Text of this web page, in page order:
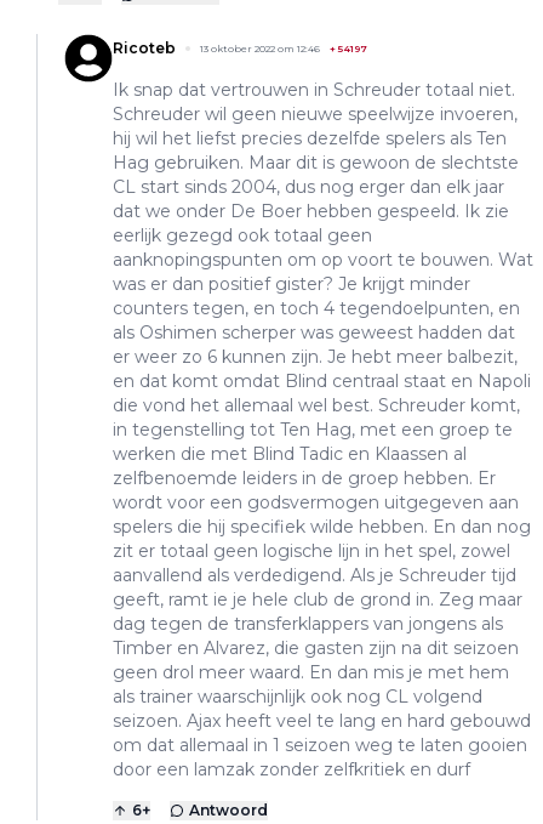
Ricoteb 13 oktober 2022 om 12:46 +54197
Ik snap dat vertrouwen in Schreuder totaal niet.
Schreuder wil geen nieuwe speelwijze invoeren,
hij wil het liefst precies dezelfde spelers als Ten
Hag gebruiken. Maar dit is gewoon de slechtste
CL start sinds 2004, dus nog erger dan elk jaar
dat we onder De Boer hebben gespeeld. Ik zie
eerlijk gezegd ook totaal geen
aanknopingspunten om op voort te bouwen. Wat
was er dan positief gister? Je krijgt minder
counters tegen, en toch 4 tegendoelpunten, en
als Oshimen scherper was geweest hadden dat
er weer zo 6 kunnen zijn. Je hebt meer balbezit,
en dat komt omdat Blind centraal staat en Napoli
die vond het allemaal wel best. Schreuder komt,
in tegenstelling tot Ten Hag, met een groep te
werken die met Blind Tadic en Klaassen al
zelfbenoemde leiders in de groep hebben. Er
wordt voor een godsvermogen uitgegeven aan
spelers die hij specifiek wilde hebben. En dan nog
zit er totaal geen logische lijn in het spel, zowel
aanvallend als verdedigend. Als je Schreuder tijd
geeft, ramt ie je hele club de grond in. Zeg maar
dag tegen de transferklappers van jongens als
Timber en Alvarez, die gasten zijn na dit seizoen
geen drol meer waard. En dan mis je met hem
als trainer waarschijnlijk ook nog CL volgend
seizoen. Ajax heeft veel te lang en hard gebouwd
om dat allemaal in 1 seizoen weg te laten gooien
door een lamzak zonder zelfkritiek en durf
6+ Antwoord